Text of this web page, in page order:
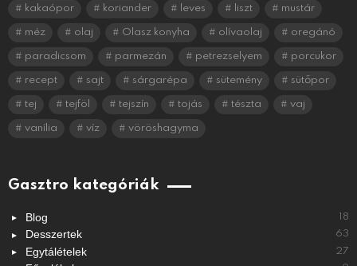
kakaópor koriander leves liszt mustár
méz olaj Olasz konyha olívaolaj oregánó
paradicsom parmezán petrezselyem porcukor
recept sajt sárgarépa sütemény sütőpor
tej tejföl tejszín tojás tészta vaj
vanília víz vöröshagyma
Gasztro kategóriák
Blog 18
Desszertek 63
Egytálételek 27